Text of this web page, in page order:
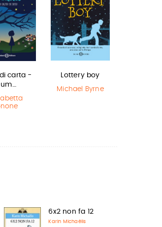
carta -
Lottery boy
Michael Byrne
6x2 non fa 12
Karin Michaëlis